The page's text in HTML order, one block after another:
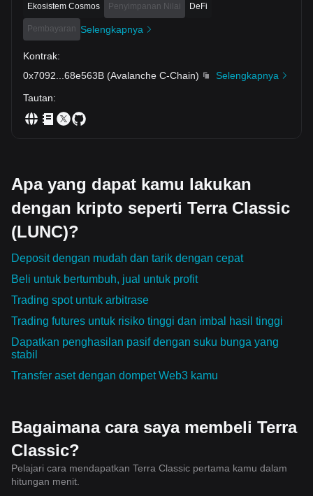
Ekosistem Cosmos Penyimpanan Nilai DeFi
Pembayaran Selengkapnya
Kontrak:
0x7092
68e563B (Avalanche C-Chain)
Selengkapnya
Tautan:
Apa yang dapat kamu lakukan
dengan kripto seperti Terra Classic
(LUNC)?
Deposit dengan mudah dan tarik dengan cepat
Beli untuk bertumbuh, jual untuk profit
Trading spot untuk arbitrase
Trading futures untuk risiko tinggi dan imbal hasil tinggi
Dapatkan penghasilan pasif dengan suku bunga yang
stabil
Transfer aset dengan dompet Web3 kamu
Bagaimana cara saya membeli Terra
Classic?
Pelajari cara mendapatkan Terra Classic pertama kamu dalam
hitungan menit.